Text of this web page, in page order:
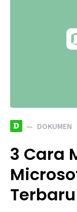
D DOKUMEN
3 Cara
Terbaru